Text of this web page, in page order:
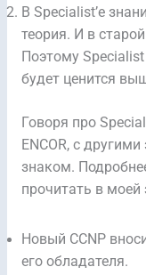
В Specialist’е
теория. И в
Поэтому
будет ценится
Говоря про
ENCOR, с
знаком.
прочитать в моей
Новый CCNP
его обладателя.